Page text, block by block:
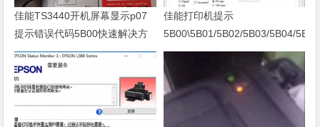
佳能TS3440开机屏幕显示p07
提示错误代码5B00快速解决方
案 清零
佳能打印机提示
5B00\5B01/5B02/5B03/5B04/